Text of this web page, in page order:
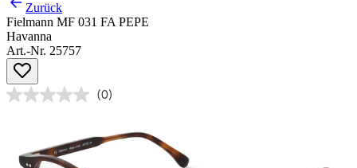
Zurück
Fielmann MF 031 FA PEPE
Havanna
Art.-Nr. 25757
(0)